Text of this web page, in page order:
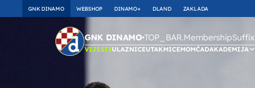
GNK DINAMO WEBSHOP DINAMO+ DLAND ZAKLADA
GNK DINAMO TOP_BAR.MembershipSuffix
VIJESTIULAZNICEUTAKMICEMOMČADAKADEMIJA